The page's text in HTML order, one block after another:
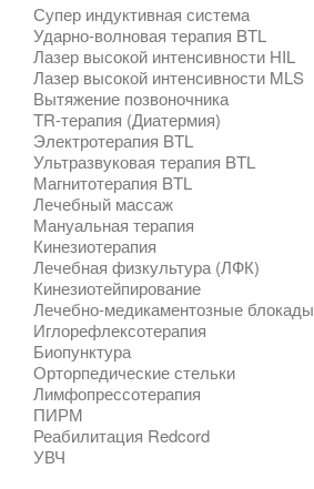
Супер индуктивная система
Ударно-волновая терапия BTL
Лазер высокой интенсивности HIL
Лазер высокой интенсивности MLS
Вытяжение позвоночника
TR-терапия (Диатермия)
Электротерапия BTL
Ультразвуковая терапия BTL
Магнитотерапия BTL
Лечебный массаж
Мануальная терапия
Кинезиотерапия
Лечебная физкультура (ЛФК)
Кинезиотейпирование
Лечебно-медикаментозные блокады
Иглорефлексотерапия
Биопунктура
Орторпедические стельки
Лимфопрессотерапия
ПИРМ
Реабилитация Redcord
УВЧ